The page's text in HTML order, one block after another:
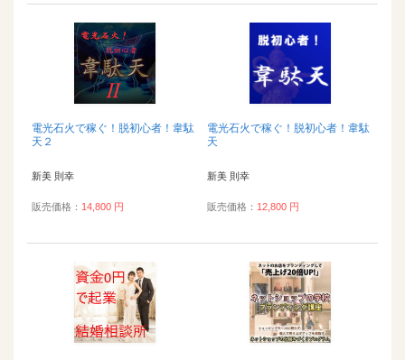
電光石火で稼ぐ！脱初心者！韋駄
天２
新美 則幸
販売価格： 14,800 円
電光石火で稼ぐ！脱初心者！韋駄
天
新美 則幸
販売価格： 12,800 円